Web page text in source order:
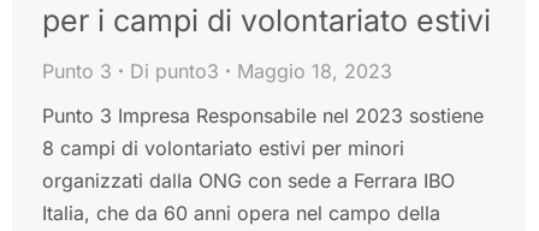
per i campi di volontariato estivi
Punto 3 Di punto3
Maggio 18, 2023
Punto 3 Impresa Responsabile nel 2023 sostiene
8 campi di volontariato estivi per minori
organizzati dalla ONG con sede a Ferrara IBO
Italia, che da 60 anni opera nel campo della